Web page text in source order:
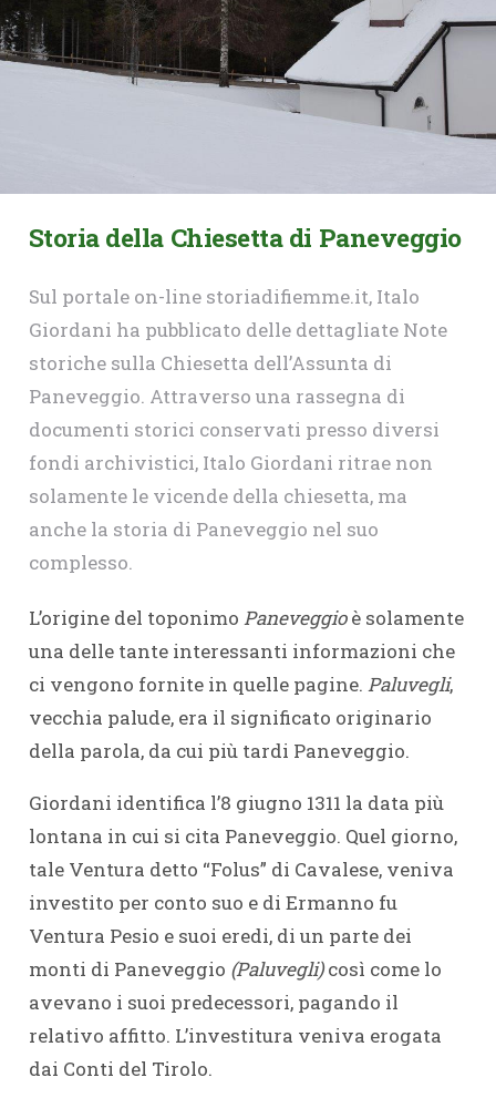
Storia della Chiesetta di Paneveggio
Sul portale on-line storiadifiemme.it, Italo
Giordani ha pubblicato delle dettagliate Note
storiche sulla Chiesetta dell’Assunta di
Paneveggio. Attraverso una rassegna di
documenti storici conservati presso diversi
fondi archivistici, Italo Giordani ritrae non
solamente le vicende della chiesetta, ma
anche la storia di Paneveggio nel suo
complesso.
L’origine del toponimo Paneveggioè solamente
una delle tante interessanti informazioni che
ci vengono fornite in quelle pagine. Paluvegli,
vecchia palude, era il significato originario
della parola, da cui più tardi Paneveggio.
Giordani identifica l’8 giugno 1311 la data più
lontana in cui si cita Paneveggio. Quel giorno,
tale Ventura detto “Folus” di Cavalese, veniva
investito per conto suo e di Ermanno fu
Ventura Pesio e suoi eredi, di un parte dei
monti di Paneveggio (Paluvegli)così come lo
avevano i suoi predecessori, pagando il
relativo affitto. L’investitura veniva erogata
dai Conti del Tirolo.